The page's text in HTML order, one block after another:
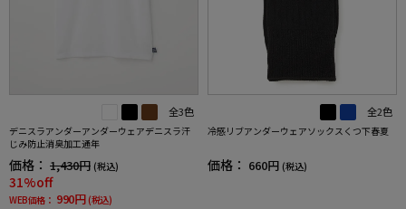
全3色
デニスラアンダーアンダーウェアデニスラ汗
じみ防止消臭加工通年
価格： 1,430円 (税込)
31%off
WEB価格： 990円 (税込)
全2色
冷感リブアンダーウェアソックスくつ下春夏
価格： 660円 (税込)